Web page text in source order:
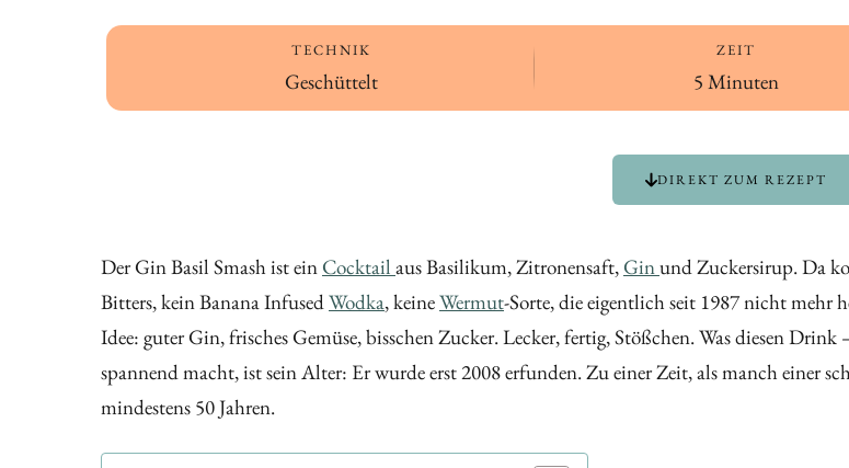
TECHNIK
Geschüttelt
ZEIT
5 Minuten
DIREKT ZUM REZEPT
Der Gin Basil Smash ist ein Cocktail aus Basilikum, Zitronensaft, Ginund Zuckersirup. Da
Bitters, kein Banana InfusedWodka, keineWermut-Sorte, die eigentlich seit 1987 nicht mehr
Idee: guter Gin, frisches Gemüse, bisschen Zucker. Lecker, fertig, Stößchen. Was diesen
spannend macht, ist sein Alter: Er wurde erst 2008 erfunden. Zu einer Zeit, als manch einer
mindestens 50 Jahren.